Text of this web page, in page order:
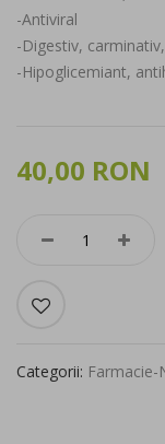
-Antiviral
-Digestiv,
-Hipoglicemiant,
40,00 RON
Categorii: Farmacie-